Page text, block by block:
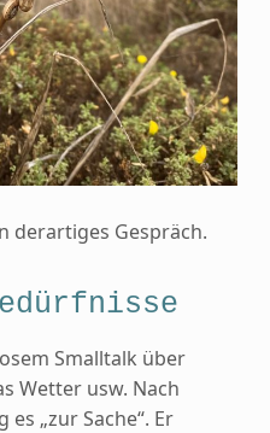
derartiges Gespräch.
Smalltalk über
Wetter usw. Nach
„zur Sache“. Er